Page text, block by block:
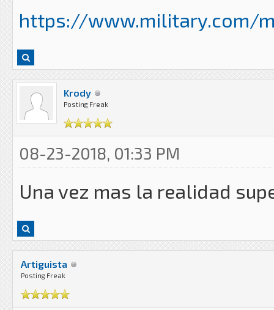
https://www.military.com/
Krody
Posting Freak
08-23-2018, 01:33 PM
Una vez mas la realidad
Artiguista
Posting Freak